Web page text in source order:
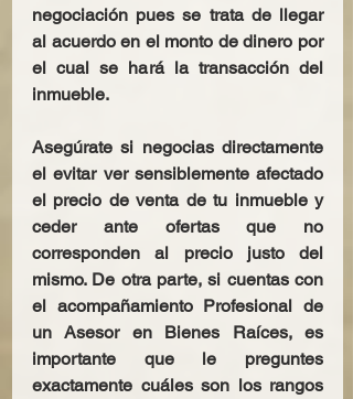
negociación pues se trata de llegar
al acuerdo en el monto de dinero por
el cual se hará la transacción del
inmueble.
Asegúrate si negocias directamente
el evitar ver sensiblemente afectado
el precio de venta de tu inmueble y
ceder ante ofertas que no
corresponden al precio justo del
mismo. De otra parte, si cuentas con
el acompañamiento Profesional de
un Asesor en Bienes Raíces, es
importante que le preguntes
exactamente cuáles son los rangos